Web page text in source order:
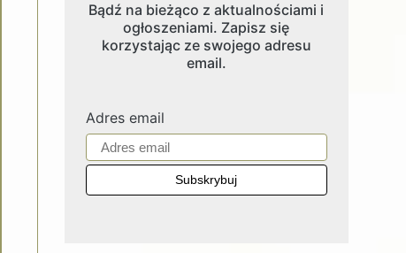
Bądź na bieżąco z aktualnościami i
ogłoszeniami. Zapisz się
korzystając ze swojego adresu
email.
Adres email